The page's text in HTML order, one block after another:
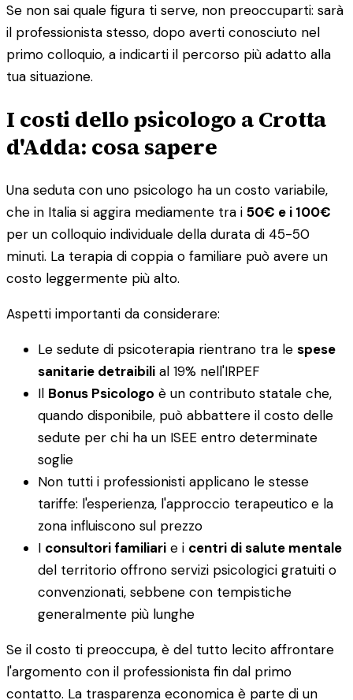
Se non sai quale figura ti serve, non preoccuparti: sarà
il professionista stesso, dopo averti conosciuto nel
primo colloquio, a indicarti il percorso più adatto alla
tua situazione.
I costi dello psicologo a Crotta
d'Adda: cosa sapere
Una seduta con uno psicologo ha un costo variabile,
che in Italia si aggira mediamente tra i 50€ e i 100€
per un colloquio individuale della durata di 45-50
minuti. La terapia di coppia o familiare può avere un
costo leggermente più alto.
Aspetti importanti da considerare:
Le sedute di psicoterapia rientrano tra le spese
sanitarie detraibili al 19% nell'IRPEF
Il Bonus Psicologo è un contributo statale che,
quando disponibile, può abbattere il costo delle
sedute per chi ha un ISEE entro determinate
soglie
Non tutti i professionisti applicano le stesse
tariffe: l'esperienza, l'approccio terapeutico e la
zona influiscono sul prezzo
I consultori familiari e i centri di salute mentale
del territorio offrono servizi psicologici gratuiti o
convenzionati, sebbene con tempistiche
generalmente più lunghe
Se il costo ti preoccupa, è del tutto lecito affrontare
l'argomento con il professionista fin dal primo
contatto. La trasparenza economica è parte di un